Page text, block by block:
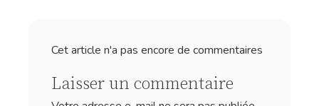
Cet article n'a pas encore de commentaires
Laisser un commentaire